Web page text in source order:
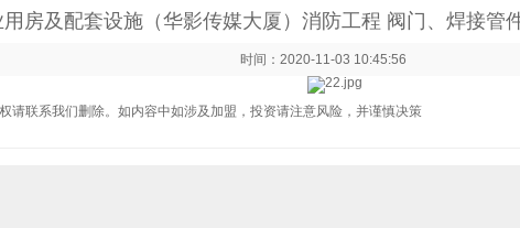
用房及配套设施（华影传媒大厦）消防工程 阀门、焊接管
时间：2020-11-03 10:45:56
请联系我们删除。如内容中如涉及加盟，投资请注意风险，并谨慎决策